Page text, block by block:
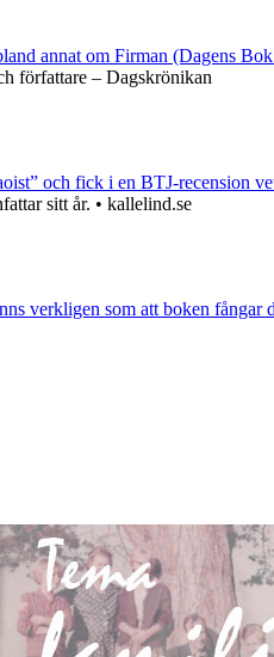
annat om Firman (Dagens
författare – Dagskrönikan
och fick i en BTJ-recension
sitt år. • kallelind.se
verkligen som att boken fångar